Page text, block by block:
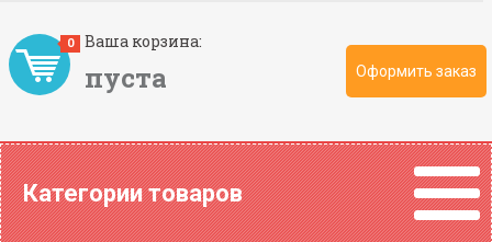
Ваша корзина:
пуста
0
Оформить заказ
Категории товаров